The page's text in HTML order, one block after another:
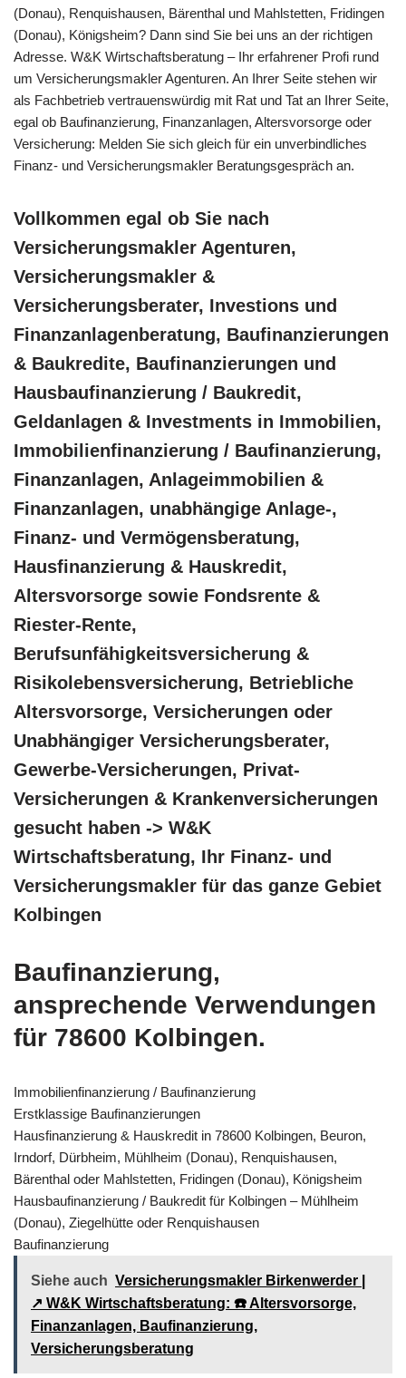
(Donau), Renquishausen, Bärenthal und Mahlstetten, Fridingen
(Donau), Königsheim? Dann sind Sie bei uns an der richtigen
Adresse. W&K Wirtschaftsberatung – Ihr erfahrener Profi rund
um Versicherungsmakler Agenturen. An Ihrer Seite stehen wir
als Fachbetrieb vertrauenswürdig mit Rat und Tat an Ihrer Seite,
egal ob Baufinanzierung, Finanzanlagen, Altersvorsorge oder
Versicherung: Melden Sie sich gleich für ein unverbindliches
Finanz- und Versicherungsmakler Beratungsgespräch an.
Vollkommen egal ob Sie nach
Versicherungsmakler Agenturen,
Versicherungsmakler &
Versicherungsberater, Investions und
Finanzanlagenberatung, Baufinanzierungen
& Baukredite, Baufinanzierungen und
Hausbaufinanzierung / Baukredit,
Geldanlagen & Investments in Immobilien,
Immobilienfinanzierung / Baufinanzierung,
Finanzanlagen, Anlageimmobilien &
Finanzanlagen, unabhängige Anlage-,
Finanz- und Vermögensberatung,
Hausfinanzierung & Hauskredit,
Altersvorsorge sowie Fondsrente &
Riester-Rente,
Berufsunfähigkeitsversicherung &
Risikolebensversicherung, Betriebliche
Altersvorsorge, Versicherungen oder
Unabhängiger Versicherungsberater,
Gewerbe-Versicherungen, Privat-
Versicherungen & Krankenversicherungen
gesucht haben -> W&K
Wirtschaftsberatung, Ihr Finanz- und
Versicherungsmakler für das ganze Gebiet
Kolbingen
Baufinanzierung,
ansprechende Verwendungen
für 78600 Kolbingen.
Immobilienfinanzierung / Baufinanzierung
Erstklassige Baufinanzierungen
Hausfinanzierung & Hauskredit in 78600 Kolbingen, Beuron,
Irndorf, Dürbheim, Mühlheim (Donau), Renquishausen,
Bärenthal oder Mahlstetten, Fridingen (Donau), Königsheim
Hausbaufinanzierung / Baukredit für Kolbingen – Mühlheim
(Donau), Ziegelhütte oder Renquishausen
Baufinanzierung
Siehe auch Versicherungsmakler Birkenwerder |
↗️ W&K Wirtschaftsberatung: ☎️ Altersvorsorge,
Finanzanlagen, Baufinanzierung,
Versicherungsberatung